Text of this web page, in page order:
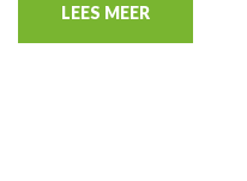
LEES MEER